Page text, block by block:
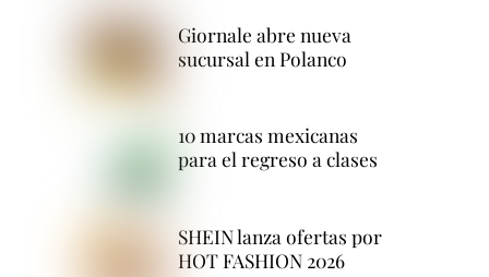
Giornale abre nueva
sucursal en Polanco
10 marcas mexicanas
para el regreso a clases
SHEIN lanza ofertas por
HOT FASHION 2026